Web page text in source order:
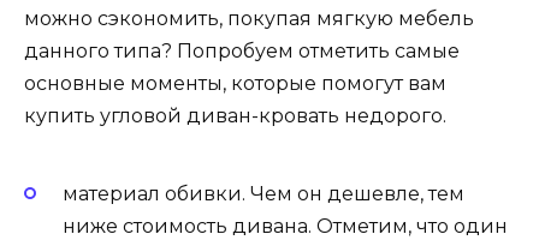
можно сэкономить, покупая мягкую мебель
данного типа? Попробуем отметить самые
основные моменты, которые помогут вам
купить угловой диван-кровать недорого.
материал обивки. Чем он дешевле, тем
ниже стоимость дивана. Отметим, что один